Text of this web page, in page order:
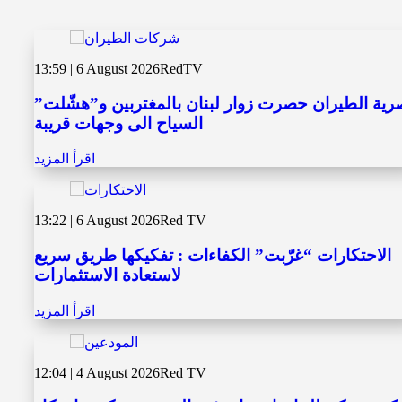
13:59 | 6 August 2026RedTV
الطيران حصرت زوار لبنان بالمغتربين و”هشّلت”
السياح الى وجهات قريبة
اقرأ المزيد
13:22 | 6 August 2026Red TV
الاحتكارات “غرّبت” الكفاءات : تفكيكها طريق سريع
لاستعادة الاستثمارات
اقرأ المزيد
12:04 | 4 August 2026Red TV